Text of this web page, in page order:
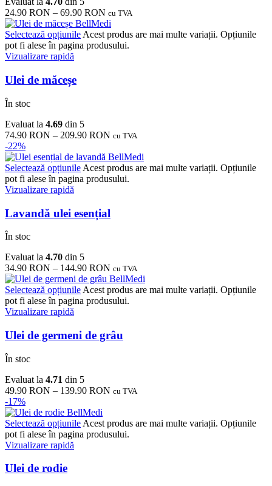
24.90 RON – 69.90 RON cu TVA
Selectează opțiunileAcest produs are mai multe variații. Opțiunile
pot fi alese în pagina produsului.
Vizualizare rapidă
Ulei de măceșe
În stoc
Evaluat la 4.69 din 5
74.90 RON – 209.90 RON cu TVA
-22%
Selectează opțiunile Acest produs are mai multe variații. Opțiunile
pot fi alese în pagina produsului.
Vizualizare rapidă
Lavandă ulei esențial
În stoc
Evaluat la 4.70 din 5
34.90 RON – 144.90 RON cu TVA
Selectează opțiunile Acest produs are mai multe variații. Opțiunile
pot fi alese în pagina produsului.
Vizualizare rapidă
Ulei de germeni de grâu
În stoc
Evaluat la 4.71 din 5
49.90 RON – 139.90 RON cu TVA
-17%
Selectează opțiunile Acest produs are mai multe variații. Opțiunile
pot fi alese în pagina produsului.
Vizualizare rapidă
Ulei de rodie